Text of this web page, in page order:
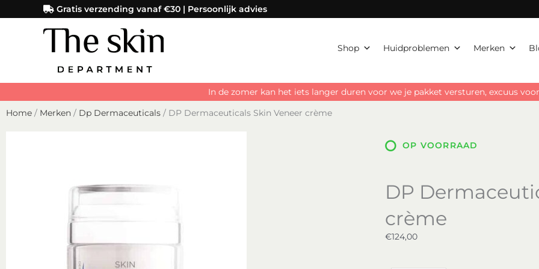
naar
Gratis verzending vanaf €30 | Persoonlijk advies
Shop Huidproblemen Merken
In de zomer kan het iets langer duren voor we je pakket versturen, excuus
Home / Merken / Dp Dermaceuticals / DP Dermaceuticals Skin Veneer crème
OP VOORRAAD
DP
crème
€124,00